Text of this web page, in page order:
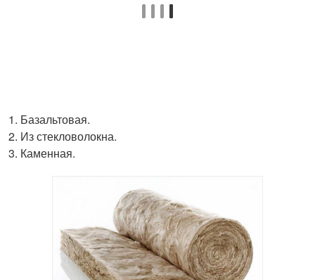
Базальтовая.
Из стекловолокна.
Каменная.